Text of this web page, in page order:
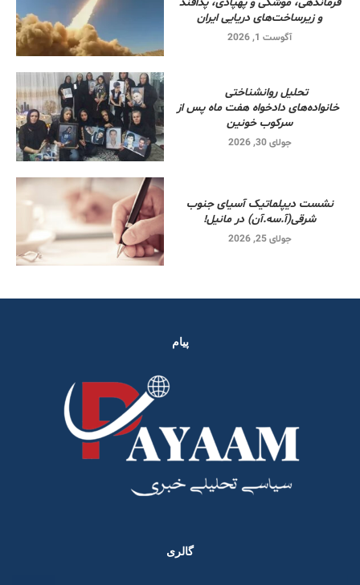
فرماندهی، موشکی و پهپادی، پدافند
و زیرساخت‌های دریایی ایران
آگوست 1, 2026
تحلیل روانشناختی
خانواده‌های دادخواه هفت ماه پس از
سرکوب خونین
جولای 30, 2026
نشست دیپلماتیک آسیای جنوب
شرقی‌(آ.سه.آن) در مانیل!
جولای 25, 2026
پیام
گالری